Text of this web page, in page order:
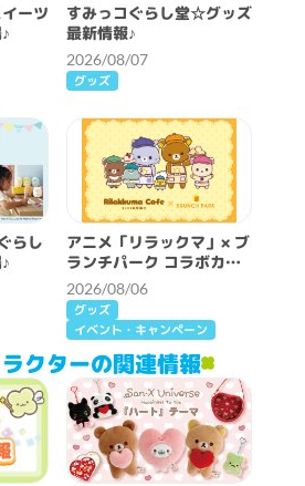
ーツ
すみっコぐらし堂☆グッズ
最新情報♪
2026/08/07
グッズ
らし
アニメ「リラックマ」× ブ
ランチパーク コラボカフ
ェ開催決定！
2026/08/06
グッズ
イベント・キャンペーン
クターの関連情報